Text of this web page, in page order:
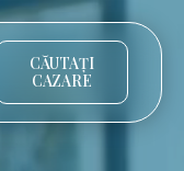
CĂUTAȚI
CAZARE